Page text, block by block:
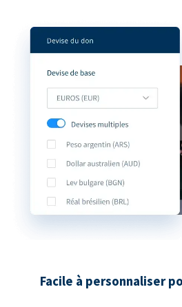
Facile à personnaliser